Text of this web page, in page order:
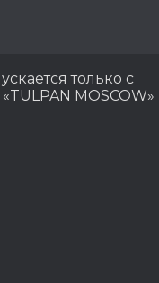
только с
MOSCOW»